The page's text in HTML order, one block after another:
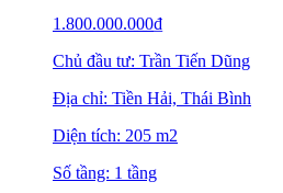
1.800.000.000₫
Chủ đầu tư: Trần Tiến Dũng
Địa chỉ: Tiền Hải, Thái Bình
Diện tích: 205 m2
Số tầng: 1 tầng